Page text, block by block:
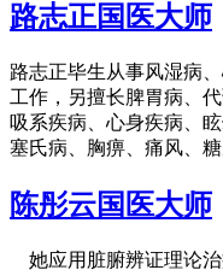
路志正国医大师
路志正毕生从事风湿病
工作，另擅长脾胃病、
吸系疾病、心身疾病、
塞氏病、胸痹、痛风、
陈彤云国医大师
她应用脏腑辨证理论治